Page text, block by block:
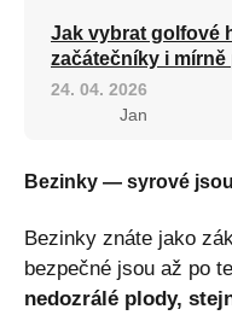
Jak vybrat golfové
začátečníky i
24. 04. 2026
Jan
Bezinky — syrové
Bezinky znáte jako
bezpečné jsou až po
nedozrálé plody,